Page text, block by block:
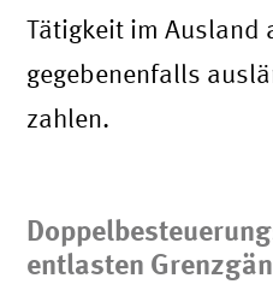
Tätigkeit im Ausland
gegebenenfalls
zahlen.
entlasten